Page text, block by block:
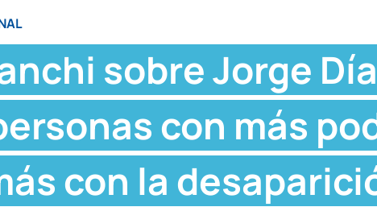
sobre Jorge
con más
con la